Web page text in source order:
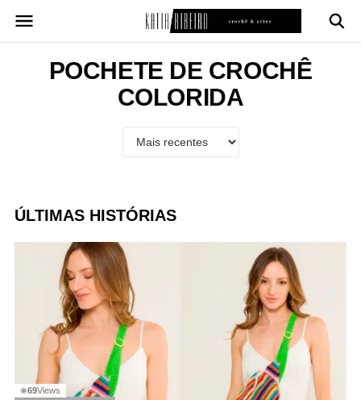
para
conteúdoPOCHETE DE CROCHÊ
COLORIDA
ÚLTIMAS HISTÓRIAS
◉69Views